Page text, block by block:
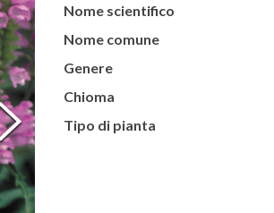
Nome scientifico
Nome comune
Genere
Chioma
Tipo di pianta